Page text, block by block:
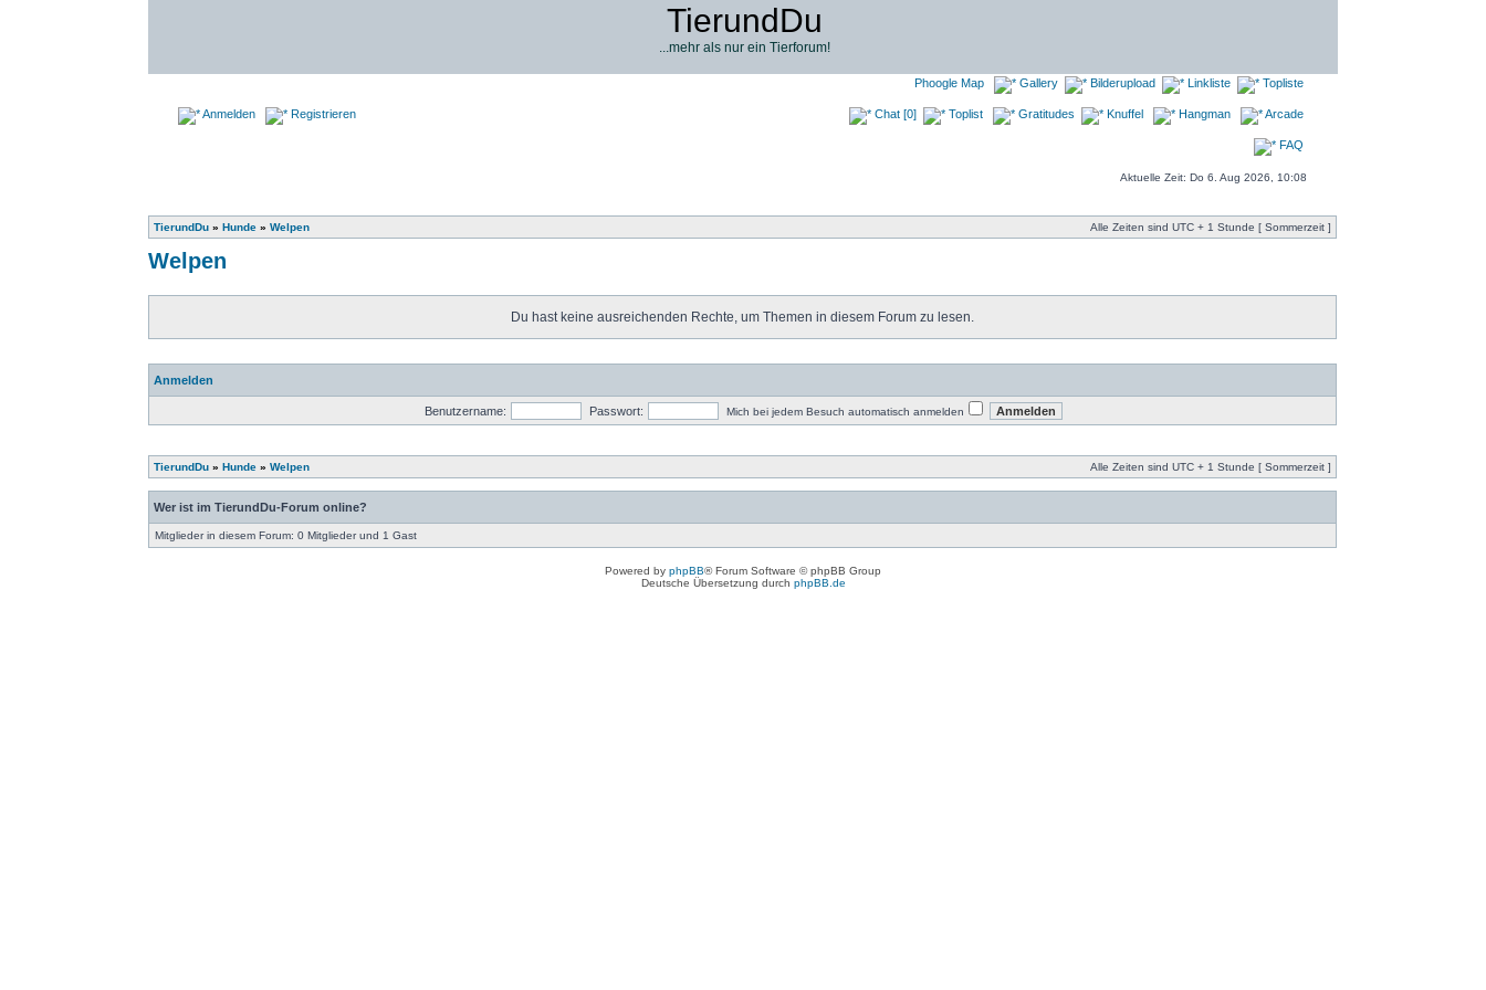
TierundDu
...mehr als nur ein Tierforum!
Anmelden Registrieren
Phoogle Map Gallery Bilderupload Linkliste Topliste
Chat [0] Toplist Gratitudes Knuffel Hangman Arcade
FAQ
Aktuelle Zeit: Do 6. Aug 2026, 10:08
TierundDu »Hunde »Welpen Alle Zeiten sind UTC + 1 Stunde [ Sommerzeit ]
Welpen
Du hast keine ausreichenden Rechte, um Themen in diesem Forum zu lesen.
Anmelden
Benutzername: Passwort: Mich bei jedem Besuch automatisch anmelden
TierundDu »Hunde »Welpen Alle Zeiten sind UTC + 1 Stunde [ Sommerzeit ]
Wer ist im TierundDu-Forum online?
Mitglieder in diesem Forum: 0 Mitglieder und 1 Gast
Powered by phpBB® Forum Software © phpBB Group
Deutsche Übersetzung durch phpBB.de